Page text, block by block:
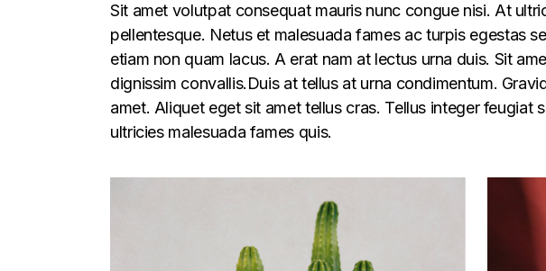
Sit amet volutpat consequat mauris nunc congue nisi. At
pellentesque. Netus et malesuada fames ac turpis egestas
etiam non quam lacus. A erat nam at lectus urna duis. Sit
dignissim convallis.Duis at tellus at urna condimentum.
amet. Aliquet eget sit amet tellus cras. Tellus integer feugiat
ultricies malesuada fames quis.